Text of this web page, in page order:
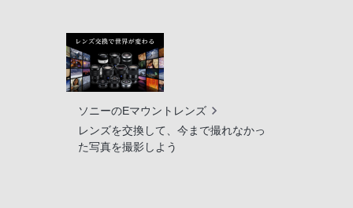
ソニーのEマウントレンズ
レンズを交換して、今まで撮れなかっ
た写真を撮影しよう